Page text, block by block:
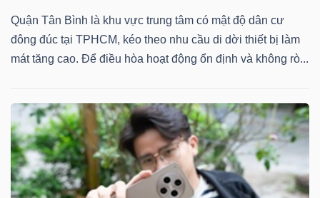
Quận Tân Bình là khu vực trung tâm có mật độ dân cư
đông đúc tại TPHCM, kéo theo nhu cầu di dời thiết bị làm
mát tăng cao. Để điều hòa hoạt động ổn định và không rò...